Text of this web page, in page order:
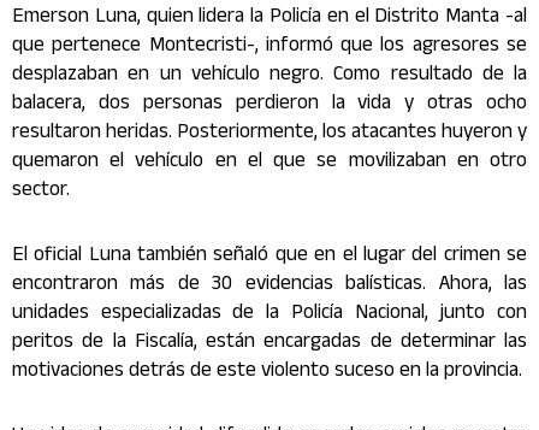
Emerson Luna, quien lidera la Policía en el Distrito Manta -al
que pertenece Montecristi-, informó que los agresores se
desplazaban en un vehículo negro. Como resultado de la
balacera, dos personas perdieron la vida y otras ocho
resultaron heridas. Posteriormente, los atacantes huyeron y
quemaron el vehículo en el que se movilizaban en otro
sector.
El oficial Luna también señaló que en el lugar del crimen se
encontraron más de 30 evidencias balísticas. Ahora, las
unidades especializadas de la Policía Nacional, junto con
peritos de la Fiscalía, están encargadas de determinar las
motivaciones detrás de este violento suceso en la provincia.